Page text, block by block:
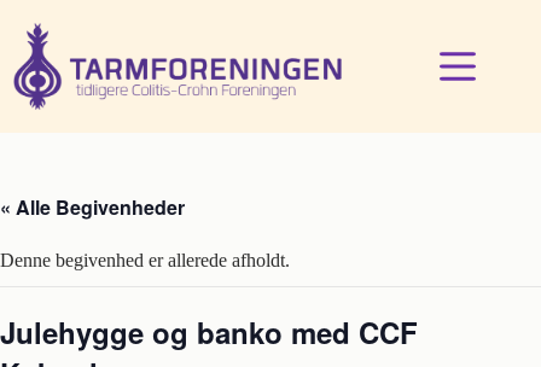
indhold
« Alle Begivenheder
Denne begivenhed er allerede afholdt.
Julehygge og banko med CCF